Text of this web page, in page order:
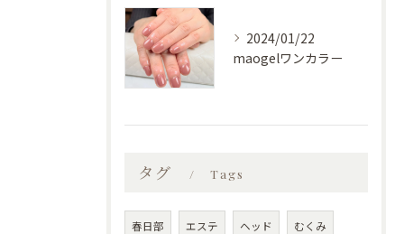
2024/01/22
maogelワンカラー
タグ Tags
春日部 エステ ヘッド むくみ